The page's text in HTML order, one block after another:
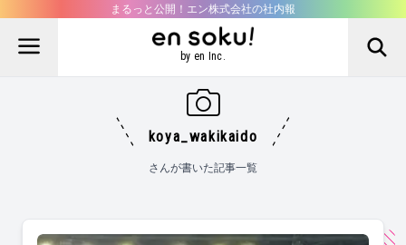
まるっと公開！エン株式会社の社内報
by en Inc.
koya_wakikaido
さんが書いた記事一覧